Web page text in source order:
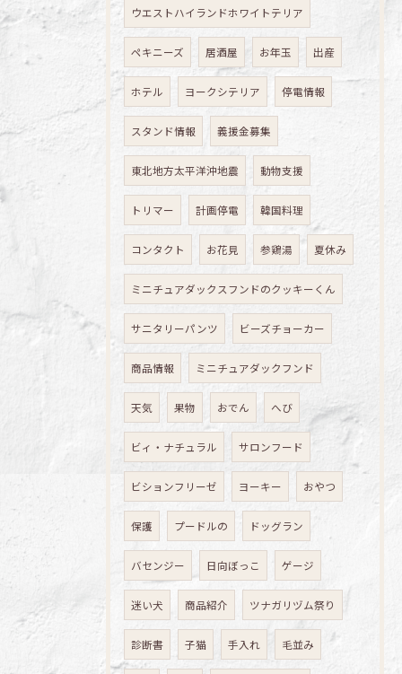
ウエストハイランドホワイトテリア
ペキニーズ 居酒屋 お年玉 出産
ホテル ヨークシテリア 停電情報
スタンド情報 義援金募集
東北地方太平洋沖地震 動物支援
トリマー 計画停電 韓国料理
コンタクト お花見 参鶏湯 夏休み
ミニチュアダックスフンドのクッキーくん
サニタリーパンツ ビーズチョーカー
商品情報 ミニチュアダックフンド
天気 果物 おでん へび
ビィ・ナチュラル サロンフード
ビションフリーゼ ヨーキー おやつ
保護 プードルの ドッグラン
バセンジー 日向ぼっこ ゲージ
迷い犬 商品紹介 ツナガリヅム祭り
診断書 子猫 手入れ 毛並み